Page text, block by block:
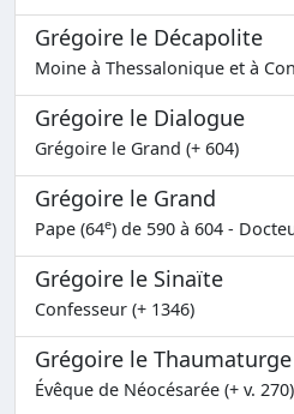
Grégoire le Décapolite
Moine à Thessalonique et à
Grégoire le Dialogue
Grégoire le Grand (+ 604)
Grégoire le Grand
Pape (64e) de 590 à 604 -
Grégoire le Sinaïte
Confesseur (+ 1346)
Grégoire le Thaumaturge
Évêque de Néocésarée (+ v. 270)